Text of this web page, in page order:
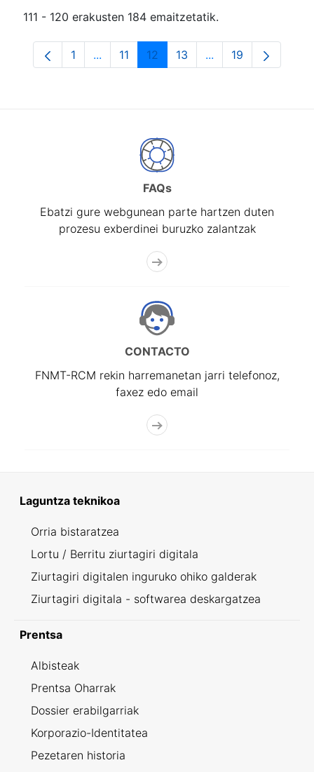
111 - 120 erakusten 184 emaitzetatik.
Orrialdea
1 ...Intermediate Pages Use TAB to navigate.
Orrialdea
11 Orrialdea
12 Orrialdea
13 ...Intermediate
Orrialdea
19
FAQs
Ebatzi gure webgunean parte hartzen duten
prozesu exberdinei buruzko zalantzak
CONTACTO
FNMT-RCM rekin harremanetan jarri telefonoz,
faxez edo email
Laguntza teknikoa
Orria bistaratzea
Lortu / Berritu ziurtagiri digitala
Ziurtagiri digitalen inguruko ohiko galderak
Ziurtagiri digitala - softwarea deskargatzea
Prentsa
Albisteak
Prentsa Oharrak
Dossier erabilgarriak
Korporazio-Identitatea
Pezetaren historia